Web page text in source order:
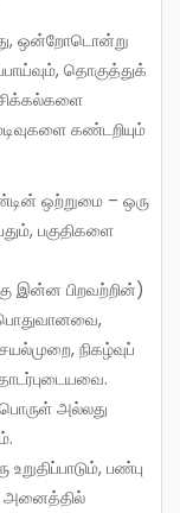
தொகுத்துக்
கண்டறியும்
ஒற்றுமை – ஒரு
பகுதிகளை
இன்ன பிறவற்றின்)
நிகழ்வுப்
அல்லது
பண்பு
அனைத்தில்